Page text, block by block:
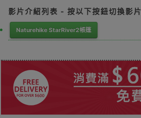
影片介紹列表 - 按以下按鈕切換影片
Naturehike StarRiver2帳篷